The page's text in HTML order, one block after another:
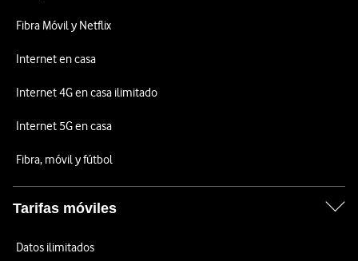
Fibra Móvil y Netflix
Internet en casa
Internet 4G en casa ilimitado
Internet 5G en casa
Fibra, móvil y fútbol
Tarifas móviles
Datos ilimitados